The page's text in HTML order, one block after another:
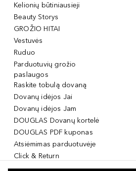
Kelionių būtiniausieji
Beauty Storys
GROŽIO HITAI
Vestuvės
Ruduo
Parduotuvių grožio
paslaugos
Raskite tobulą dovaną
Dovanų idėjos Jai
Dovanų idėjos Jam
DOUGLAS Dovanų kortelė
DOUGLAS PDF kuponas
Atsiėmimas parduotuvėje
Click & Return
DOUGLAS Grožio Kortelė